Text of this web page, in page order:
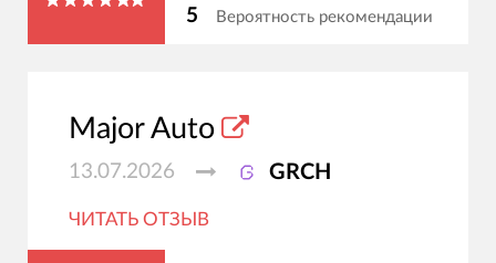
5 Вероятность рекомендации
Major Auto
13.07.2026 GRCH
ЧИТАТЬ ОТЗЫВ